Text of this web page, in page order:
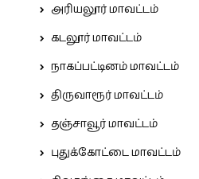
அரியலூர் மாவட்டம்
கடலூர் மாவட்டம்
நாகப்பட்டினம் மாவட்டம்
திருவாரூர் மாவட்டம்
தஞ்சாவூர் மாவட்டம்
புதுக்கோட்டை மாவட்டம்